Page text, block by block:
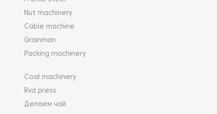
Nut machinery
Cable machine
Grainman
Packing machinery
Coal machinery
Rvd press
Делаем чай